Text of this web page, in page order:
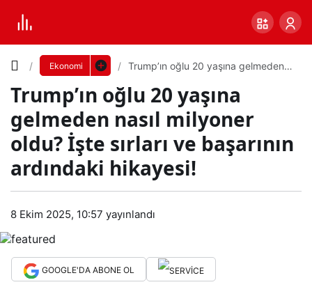
Ekonomi
Trump’ın oğlu 20 yaşına gelmeden
başarının ardındaki hikayesi!
Trump’ın oğlu 20 yaşına
gelmeden nasıl milyoner
oldu? İşte sırları ve başarının
ardındaki hikayesi!
8 Ekim 2025, 10:57 yayınlandı
GOOGLE'DA ABONE OL
Tru
n
oğlu
Yazı
Boyutunu
Ayarla
Küçük 100% Dev
Varsayılana
0